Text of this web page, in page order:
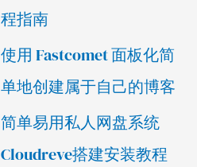
程指南
使用 Fastcomet 面板化简
单地创建属于自己的博客
简单易用私人网盘系统
Cloudreve搭建安装教程